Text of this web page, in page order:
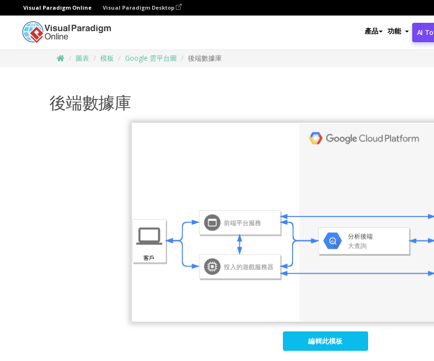
Visual Paradigm Online Visual Paradigm Desktop
產品 功能 AI
圖表 模板 Google 雲平台圖 後端數據庫
後端數據庫
編輯此模板